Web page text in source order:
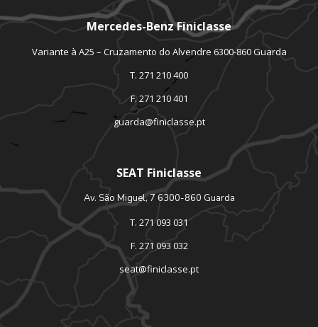
Mercedes-Benz Finiclasse
Variante à A25 – Cruzamento do Alvendre 6300-860 Guarda
T. 271 210 400
F. 271 210 401
guarda@finiclasse.pt
SEAT Finiclasse
Av. São Miguel, 7 6300-860 Guarda
T. 271 093 031
F. 271 093 032
seat@finiclasse.pt